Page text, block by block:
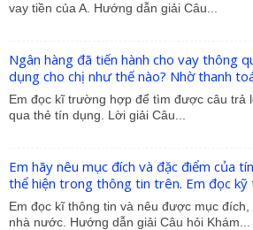
vay tiền của A. Hướng dẫn giải Câu...
Ngân hàng đã tiến hành cho vay thông
dụng cho chị như thế nào? Nhờ thanh
Em đọc kĩ trường hợp để tìm được câu trả
qua thẻ tín dụng. Lời giải Câu...
Em hãy nêu mục đích và đặc điểm của
thể hiện trong thông tin trên. Em đọc kỹ
Em đọc kĩ thông tin và nêu được mục
nhà nước. Hướng dẫn giải Câu hỏi Khám...